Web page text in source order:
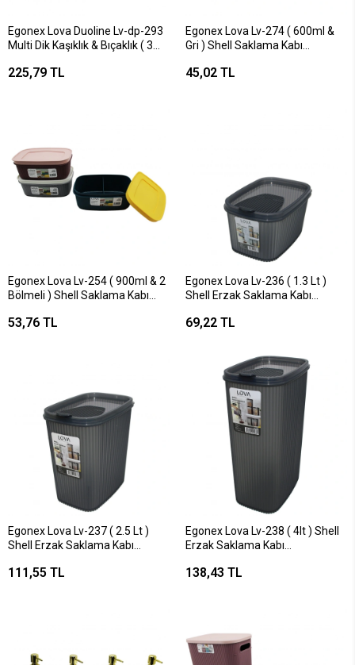
Egonex Lova Duoline Lv-dp-293
Multi Dik Kaşıklık & Bıçaklık ( 3
Plastik*12=k
225,79 TL
Egonex Lova Lv-274 ( 600ml &
Gri ) Shell Saklama Kabı
45,02 TL
Egonex Lova Lv-254 ( 900ml & 2
Bölmeli ) Shell Saklama Kabı
53,76 TL
Egonex Lova Lv-236 ( 1.3 Lt )
Shell Erzak Saklama Kabı
69,22 TL
Egonex Lova Lv-237 ( 2.5 Lt )
Shell Erzak Saklama Kabı
111,55 TL
Egonex Lova Lv-238 ( 4lt ) Shell
Erzak Saklama Kabı
138,43 TL